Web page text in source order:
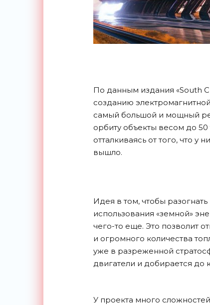
По данным издания «South
созданию
самый большой и мощный
орбиту объекты весом до
отталкиваясь от того, что
вышло.
Идея в том, чтобы
использования «земной»
чего-то еще. Это позволит
и огромного количества
уже в разреженной
двигатели и добирается до
У проекта много